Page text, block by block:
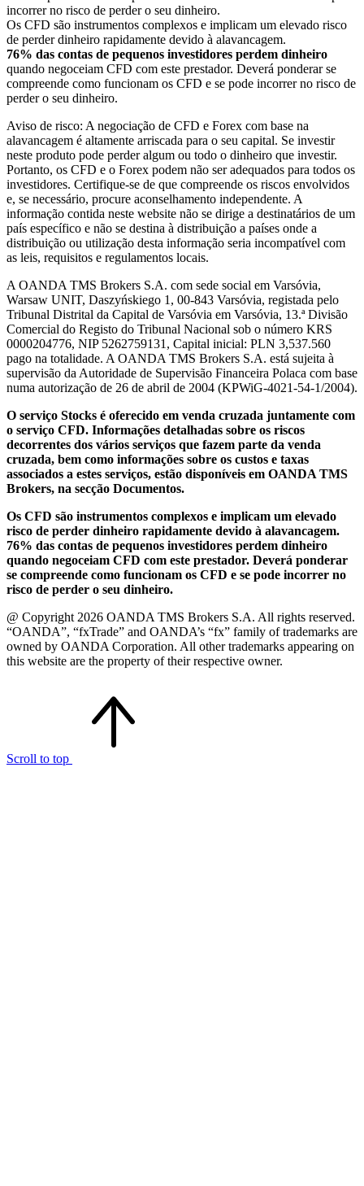
incorrer no risco de perder o seu dinheiro.
Os CFD são instrumentos complexos e implicam um elevado risco
de perder dinheiro rapidamente devido à alavancagem.
76% das contas de pequenos investidores perdem dinheiro
quando negoceiam CFD com este prestador. Deverá ponderar se
compreende como funcionam os CFD e se pode incorrer no risco de
perder o seu dinheiro.
Aviso de risco: A negociação de CFD e Forex com base na
alavancagem é altamente arriscada para o seu capital. Se investir
neste produto pode perder algum ou todo o dinheiro que investir.
Portanto, os CFD e o Forex podem não ser adequados para todos os
investidores. Certifique-se de que compreende os riscos envolvidos
e, se necessário, procure aconselhamento independente. A
informação contida neste website não se dirige a destinatários de um
país específico e não se destina à distribuição a países onde a
distribuição ou utilização desta informação seria incompatível com
as leis, requisitos e regulamentos locais.
A OANDA TMS Brokers S.A. com sede social em Varsóvia,
Warsaw UNIT, Daszyńskiego 1, 00-843 Varsóvia, registada pelo
Tribunal Distrital da Capital de Varsóvia em Varsóvia, 13.ª Divisão
Comercial do Registo do Tribunal Nacional sob o número KRS
0000204776, NIP 5262759131, Capital inicial: PLN 3,537.560
pago na totalidade. A OANDA TMS Brokers S.A. está sujeita à
supervisão da Autoridade de Supervisão Financeira Polaca com base
numa autorização de 26 de abril de 2004 (KPWiG-4021-54-1/2004).
O serviço Stocks é oferecido em venda cruzada juntamente com
o serviço CFD. Informações detalhadas sobre os riscos
decorrentes dos vários serviços que fazem parte da venda
cruzada, bem como informações sobre os custos e taxas
associados a estes serviços, estão disponíveis em OANDA TMS
Brokers, na secção Documentos.
Os CFD são instrumentos complexos e implicam um elevado
risco de perder dinheiro rapidamente devido à alavancagem.
76% das contas de pequenos investidores perdem dinheiro
quando negoceiam CFD com este prestador. Deverá ponderar
se compreende como funcionam os CFD e se pode incorrer no
risco de perder o seu dinheiro.
@ Copyright 2026 OANDA TMS Brokers S.A. All rights reserved.
“OANDA”, “fxTrade” and OANDA’s “fx” family of trademarks are
owned by OANDA Corporation. All other trademarks appearing on
this website are the property of their respective owner.
Scroll to top